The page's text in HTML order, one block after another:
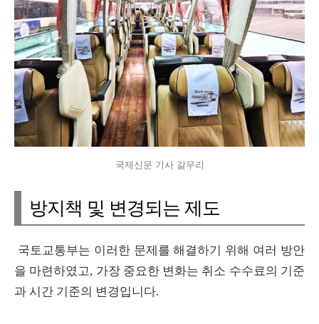
국제신문 기사 갈무리
방지책 및 변경되는 제도
국토교통부는 이러한 문제를 해결하기 위해 여러 방안
을 마련하였고, 가장 중요한 변화는 취소 수수료의 기준
과 시간 기준의 변경입니다.